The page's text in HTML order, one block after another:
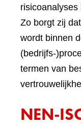
Zo borgt zij
wordt binnen
(bedrijfs-
termen van
NEN-